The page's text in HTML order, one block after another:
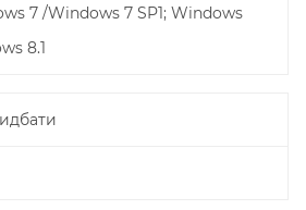
7 /Windows 7 SP1; Windows
8.1